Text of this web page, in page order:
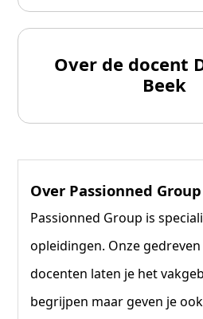
Over de docent
Beek
Over Passionned Group
Passionned Group is
opleidingen. Onze
docenten laten je het
begrijpen maar geven je